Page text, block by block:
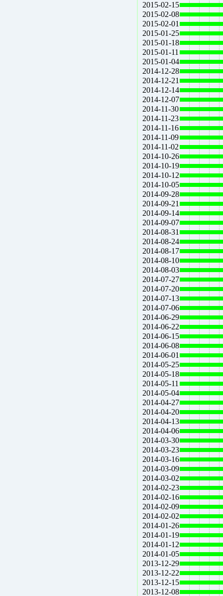
2015-02-15
2015-02-08
2015-02-01
2015-01-25
2015-01-18
2015-01-11
2015-01-04
2014-12-28
2014-12-21
2014-12-14
2014-12-07
2014-11-30
2014-11-23
2014-11-16
2014-11-09
2014-11-02
2014-10-26
2014-10-19
2014-10-12
2014-10-05
2014-09-28
2014-09-21
2014-09-14
2014-09-07
2014-08-31
2014-08-24
2014-08-17
2014-08-10
2014-08-03
2014-07-27
2014-07-20
2014-07-13
2014-07-06
2014-06-29
2014-06-22
2014-06-15
2014-06-08
2014-06-01
2014-05-25
2014-05-18
2014-05-11
2014-05-04
2014-04-27
2014-04-20
2014-04-13
2014-04-06
2014-03-30
2014-03-23
2014-03-16
2014-03-09
2014-03-02
2014-02-23
2014-02-16
2014-02-09
2014-02-02
2014-01-26
2014-01-19
2014-01-12
2014-01-05
2013-12-29
2013-12-22
2013-12-15
2013-12-08